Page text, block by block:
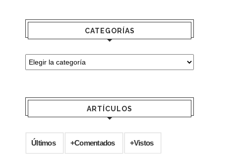
CATEGORÍAS
ARTÍCULOS
Últimos +Comentados +Vistos